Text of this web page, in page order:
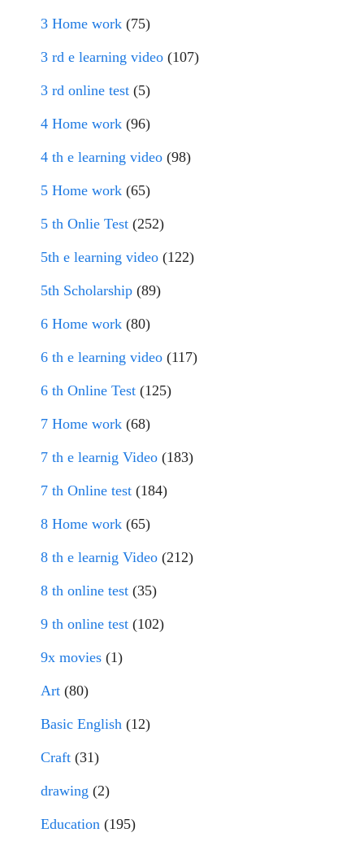
3 Home work (75)
3 rd e learning video (107)
3 rd online test (5)
4 Home work (96)
4 th e learning video (98)
5 Home work (65)
5 th Onlie Test (252)
5th e learning video (122)
5th Scholarship (89)
6 Home work (80)
6 th e learning video (117)
6 th Online Test (125)
7 Home work (68)
7 th e learnig Video (183)
7 th Online test (184)
8 Home work (65)
8 th e learnig Video (212)
8 th online test (35)
9 th online test (102)
9x movies (1)
Art (80)
Basic English (12)
Craft (31)
drawing (2)
Education (195)